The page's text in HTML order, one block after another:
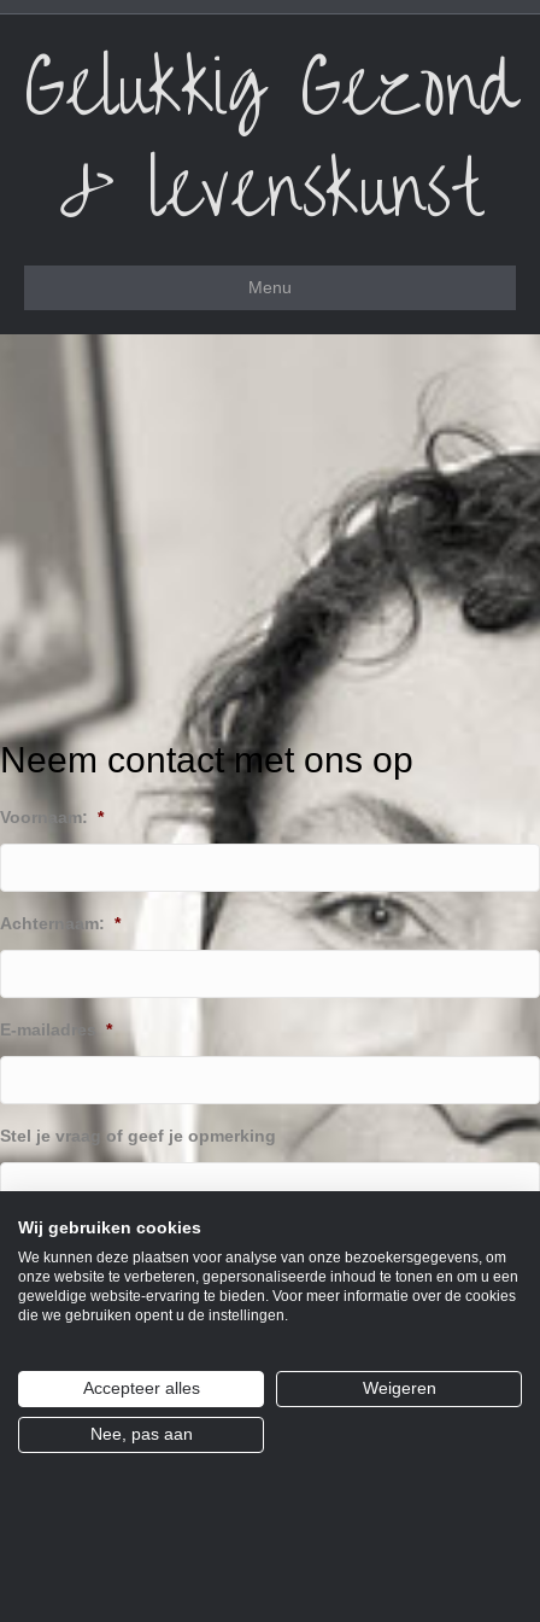
Gelukkig Gezond
& levenskunst
Menu
Neem contact met ons op
Voornaam: *
Achternaam: *
E-mailadres *
Stel je vraag of geef je opmerking
Wij gebruiken cookies
We kunnen deze plaatsen voor analyse van onze bezoekersgegevens, om
onze website te verbeteren, gepersonaliseerde inhoud te tonen en om u een
geweldige website-ervaring te bieden. Voor meer informatie over de cookies
die we gebruiken opent u de instellingen.
Accepteer alles Weigeren
Nee, pas aan